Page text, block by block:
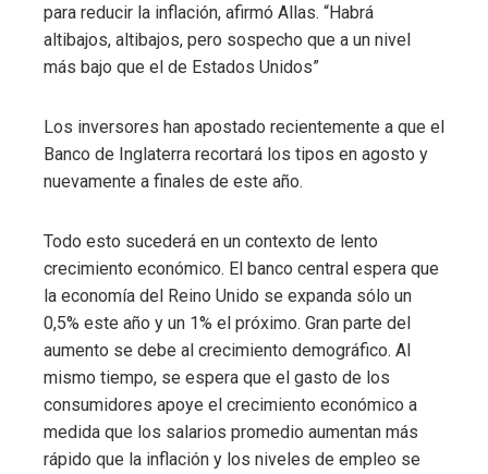
para reducir la inflación, afirmó Allas. “Habrá
altibajos, altibajos, pero sospecho que a un nivel
más bajo que el de Estados Unidos”
Los inversores han apostado recientemente a que el
Banco de Inglaterra recortará los tipos en agosto y
nuevamente a finales de este año.
Todo esto sucederá en un contexto de lento
crecimiento económico. El banco central espera que
la economía del Reino Unido se expanda sólo un
0,5% este año y un 1% el próximo. Gran parte del
aumento se debe al crecimiento demográfico. Al
mismo tiempo, se espera que el gasto de los
consumidores apoye el crecimiento económico a
medida que los salarios promedio aumentan más
rápido que la inflación y los niveles de empleo se